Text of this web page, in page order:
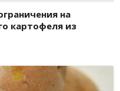
на
картофеля из